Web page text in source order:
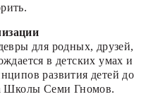
для родных, друзей,
в детских умах и
развития детей до
Школы Семи Гномов.